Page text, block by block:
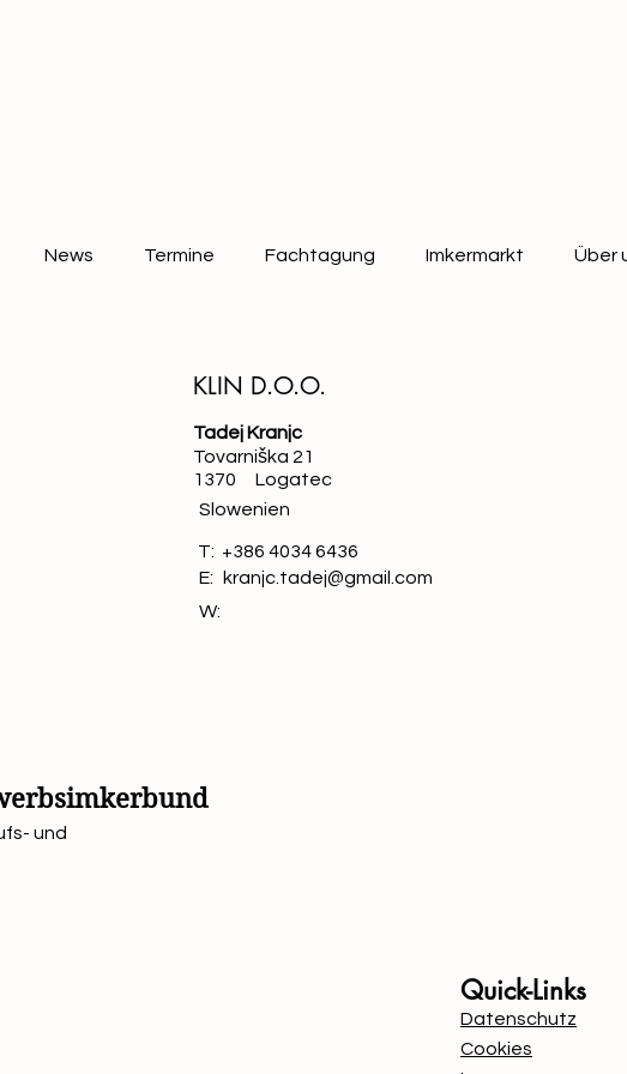
News Termine Fachtagung Imkermarkt Über
Tadej Kranjc
KLIN D.O.O.
Tovarniška 21
1370
Logatec
Slowenien
T:
E:
kranjc.tadej@gmail.com
+386 4034 6436
W:
und
Quick-Links
Datenschutz
Cookies